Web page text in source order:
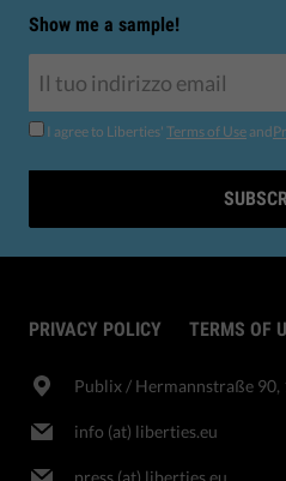
Show me a sample!
I agree to Liberties' Terms of Use and
PRIVACY POLICY TERMS OF
Publix​ / Hermannstraße
info (at) liberties.eu